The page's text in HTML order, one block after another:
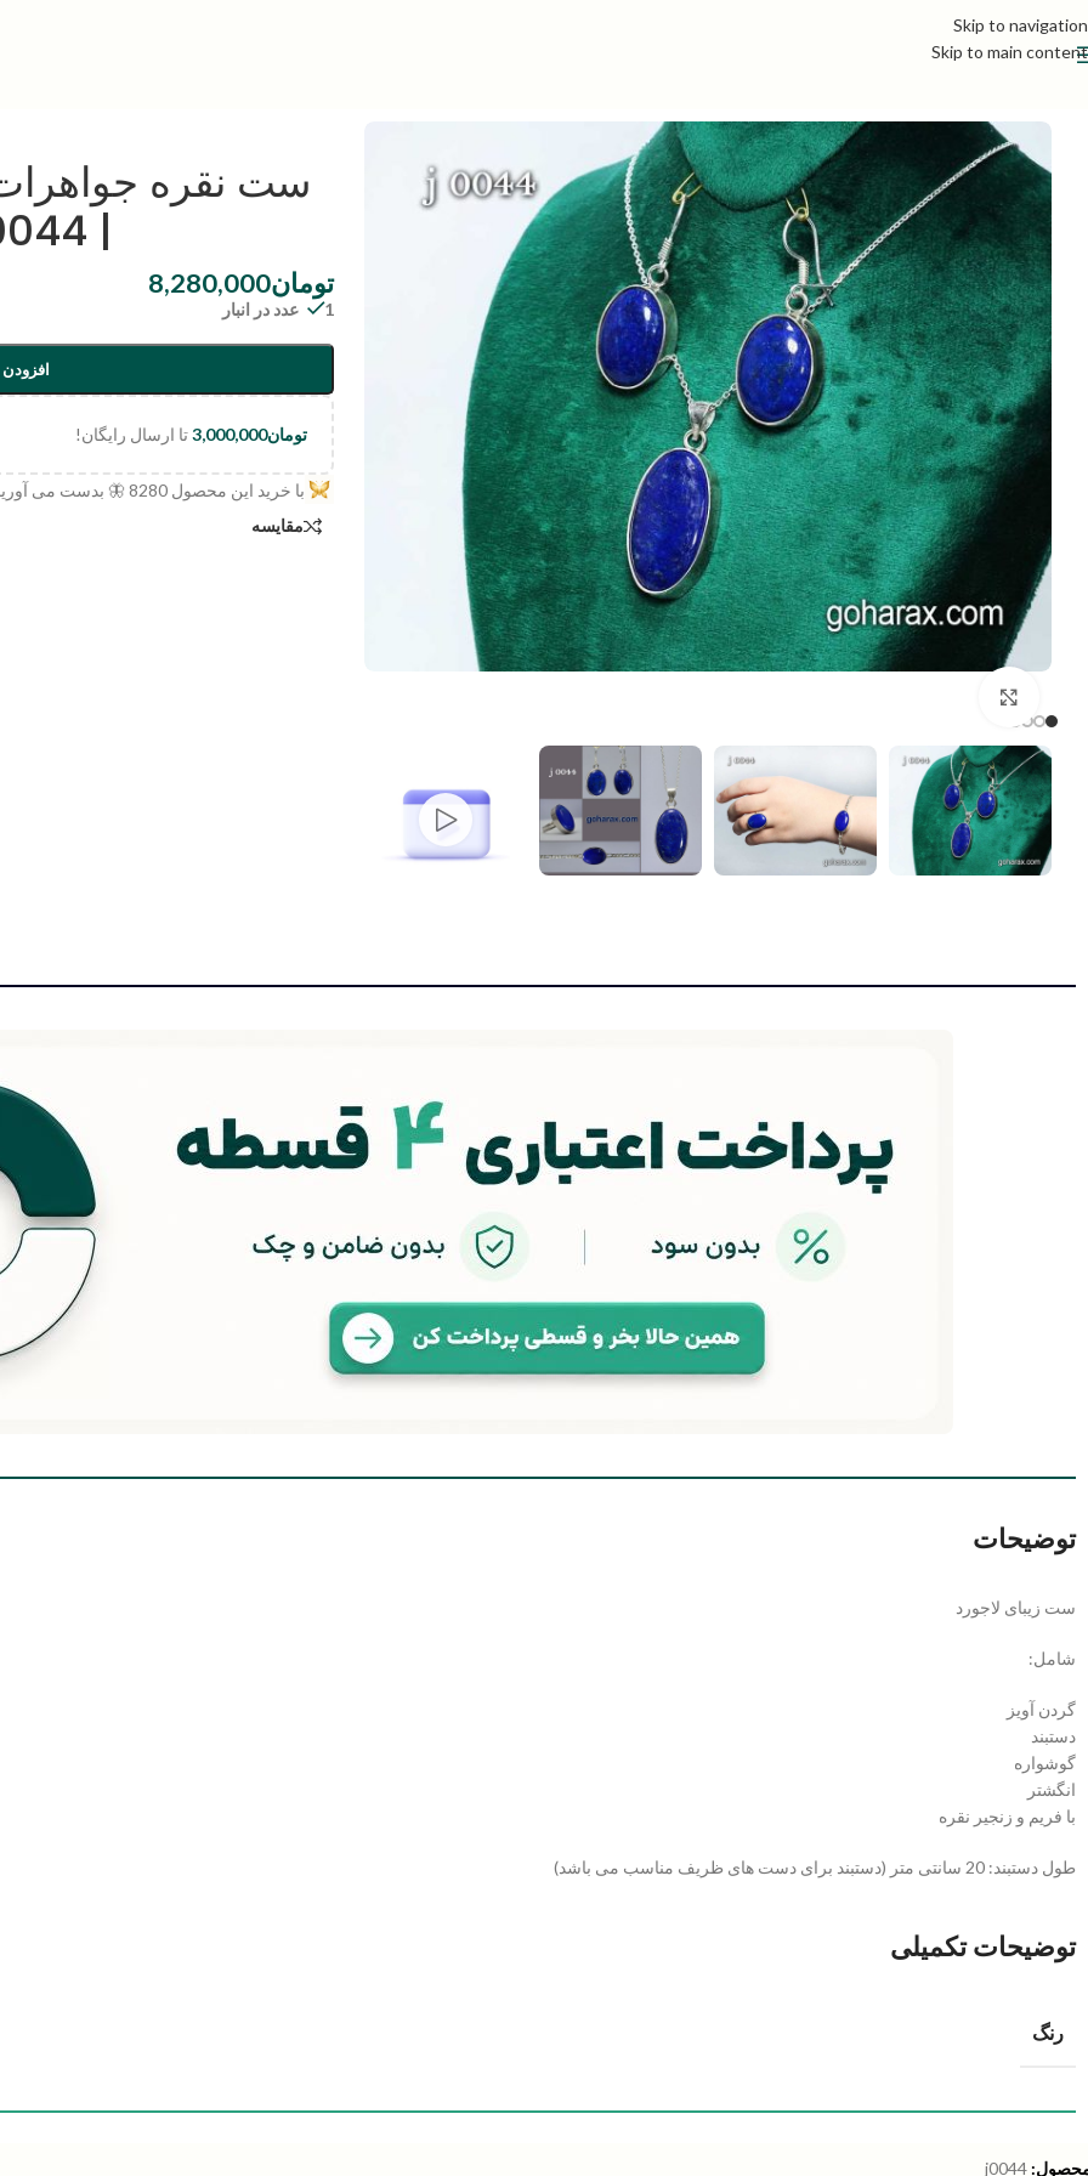
Skip to navigation
Skip to main content
ست نقره جواهرات
| code:j0044
تومان8,280,000
1 عدد در انبار
تومان3,000,000تا ارسال رایگان!
با خرید این محصول 8280 🦋 بدست می
مقایسه
توضیحات
ست زیبای لاجورد
شامل:
گردن آویز
دستبند
گوشواره
انگشتر
با فریم و زنجیر نقره
طول دستبند: 20 سانتی متر (دستبند برای دست های ظریف مناسب می باشد)
توضیحات تکمیلی
رنگ
j0044